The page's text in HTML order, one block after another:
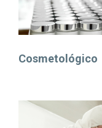
Cosmetológico